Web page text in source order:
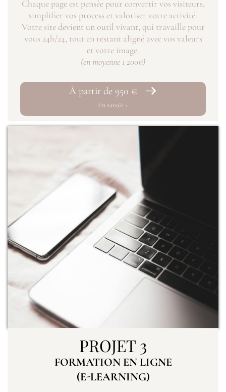
Chaque page est pensée pour convertir vos visiteurs,
simplifier vos process et valoriser votre activité.
Votre site devient un outil vivant, qui travaille pour
vous 24h/24, tout en restant aligné avec vos valeurs
et votre image.
(en moyenne 1 200€)
À partir de 950 €
En savoir +
PROJET 3
FORMATION EN LIGNE
(E-LEARNING)